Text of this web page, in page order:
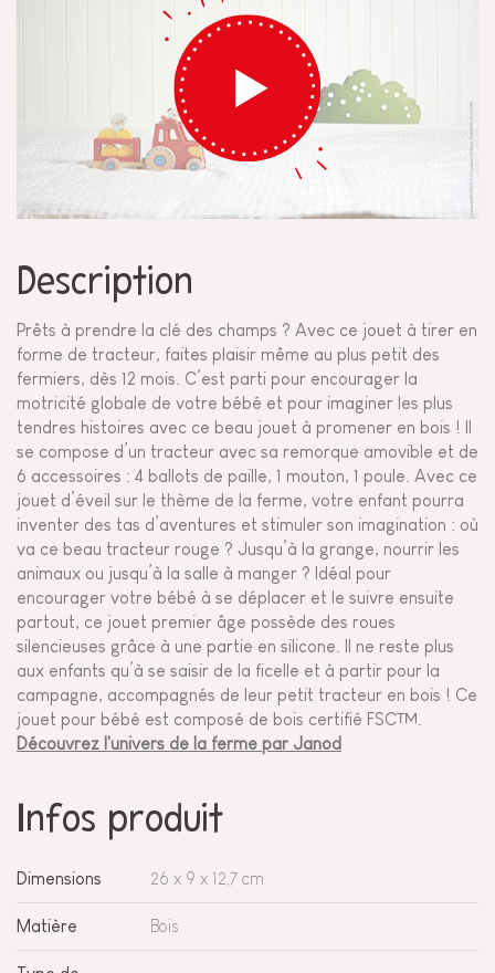
Description
Prêts à prendre la clé des champs ? Avec ce jouet à tirer en
forme de tracteur, faites plaisir même au plus petit des
fermiers, dès 12 mois. C’est parti pour encourager la
motricité globale de votre bébé et pour imaginer les plus
tendres histoires avec ce beau jouet à promener en bois ! Il
se compose d’un tracteur avec sa remorque amovible et de
6 accessoires : 4 ballots de paille, 1 mouton, 1 poule. Avec ce
jouet d’éveil sur le thème de la ferme, votre enfant pourra
inventer des tas d’aventures et stimuler son imagination : où
va ce beau tracteur rouge ? Jusqu’à la grange, nourrir les
animaux ou jusqu’à la salle à manger ? Idéal pour
encourager votre bébé à se déplacer et le suivre ensuite
partout, ce jouet premier âge possède des roues
silencieuses grâce à une partie en silicone. Il ne reste plus
aux enfants qu’à se saisir de la ficelle et à partir pour la
campagne, accompagnés de leur petit tracteur en bois ! Ce
jouet pour bébé est composé de bois certifié FSC™.
Découvrez l'univers de la ferme par Janod
Infos produit
Dimensions 26 x 9 x 12,7 cm
Matière Bois